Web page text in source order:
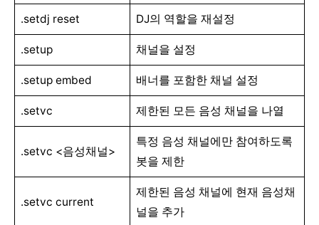
.setdj reset DJ의 역할을 재설정
.setup 채널을 설정
.setup embed 배너를 포함한 채널 설정
.setvc 제한된 모든 음성 채널을 나열
.setvc <음성채널>
특정 음성 채널에만 참여하도록
봇을 제한
.setvc current
제한된 음성 채널에 현재 음성채
널을 추가